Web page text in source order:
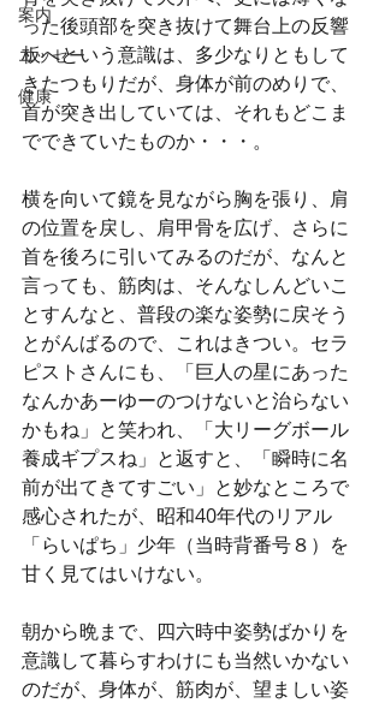
案内
エッセー
健康
った後頭部を突き抜けて舞台上の反響
板へという意識は、多少なりともして
きたつもりだが、身体が前のめりで、
首が突き出していては、それもどこま
でできていたものか・・・。
横を向いて鏡を見ながら胸を張り、肩
の位置を戻し、肩甲骨を広げ、さらに
首を後ろに引いてみるのだが、なんと
言っても、筋肉は、そんなしんどいこ
とすんなと、普段の楽な姿勢に戻そう
とがんばるので、これはきつい。セラ
ピストさんにも、「巨人の星にあった
なんかあーゆーのつけないと治らない
かもね」と笑われ、「大リーグボール
養成ギプスね」と返すと、「瞬時に名
前が出てきてすごい」と妙なところで
感心されたが、昭和40年代のリアル
「らいぱち」少年（当時背番号８）を
甘く見てはいけない。
朝から晩まで、四六時中姿勢ばかりを
意識して暮らすわけにも当然いかない
のだが、身体が、筋肉が、望ましい姿